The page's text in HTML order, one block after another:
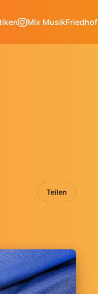
Mix MusikFriedhof
Teilen